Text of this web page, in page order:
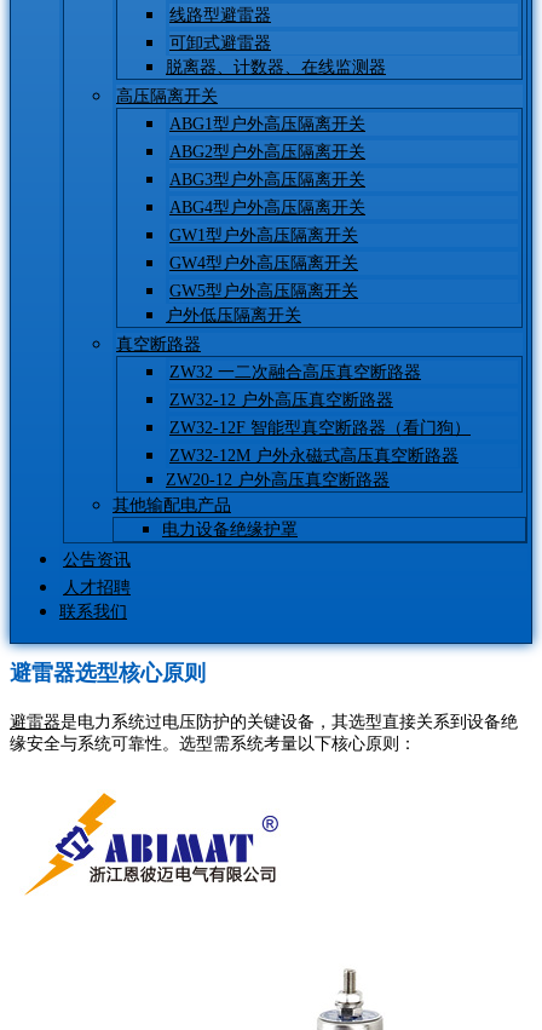
线路型避雷器
可卸式避雷器
脱离器、计数器、在线监测器
高压隔离开关
ABG1型户外高压隔离开关
ABG2型户外高压隔离开关
ABG3型户外高压隔离开关
ABG4型户外高压隔离开关
GW1型户外高压隔离开关
GW4型户外高压隔离开关
GW5型户外高压隔离开关
户外低压隔离开关
真空断路器
ZW32 一二次融合高压真空断路器
ZW32-12 户外高压真空断路器
ZW32-12F 智能型真空断路器（看门狗）
ZW32-12M 户外永磁式高压真空断路器
ZW20-12 户外高压真空断路器
其他输配电产品
电力设备绝缘护罩
公告资讯
人才招聘
联系我们
避雷器选型核心原则
避雷器是电力系统过电压防护的关键设备，其选型直接关系到设备绝
缘安全与系统可靠性。选型需系统考量以下核心原则：